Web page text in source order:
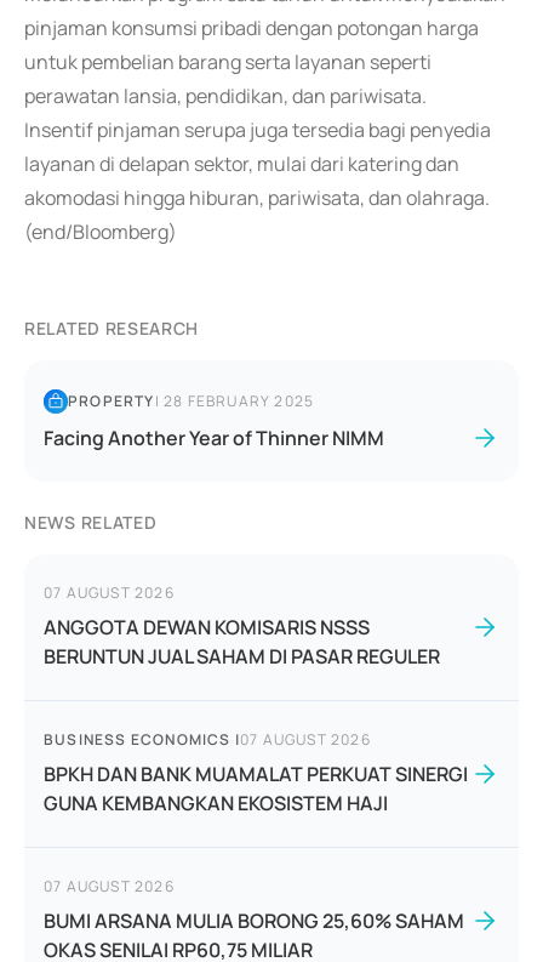
pinjaman konsumsi pribadi dengan potongan harga
untuk pembelian barang serta layanan seperti
perawatan lansia, pendidikan, dan pariwisata.
Insentif pinjaman serupa juga tersedia bagi penyedia
layanan di delapan sektor, mulai dari katering dan
akomodasi hingga hiburan, pariwisata, dan olahraga.
(end/Bloomberg)
RELATED RESEARCH
PROPERTY|28 FEBRUARY 2025
Facing Another Year of Thinner NIMM
NEWS RELATED
07 AUGUST 2026
ANGGOTA DEWAN KOMISARIS NSSS
BERUNTUN JUAL SAHAM DI PASAR REGULER
BUSINESS ECONOMICS |07 AUGUST 2026
BPKH DAN BANK MUAMALAT PERKUAT SINERGI
GUNA KEMBANGKAN EKOSISTEM HAJI
07 AUGUST 2026
BUMI ARSANA MULIA BORONG 25,60% SAHAM
OKAS SENILAI RP60,75 MILIAR